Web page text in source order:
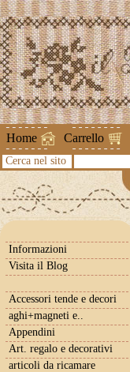
Home Carrello
Cerca nel sito
Informazioni
Visita il Blog
Accessori tende e decori
aghi+magneti e..
Appendini
Art. regalo e decorativi
articoli da ricamare